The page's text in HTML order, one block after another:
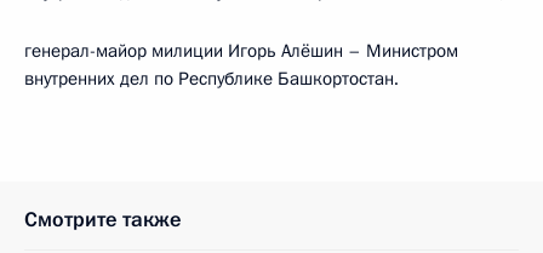
генерал-майор милиции Игорь Алёшин – Министром
внутренних дел по Республике Башкортостан.
Смотрите также